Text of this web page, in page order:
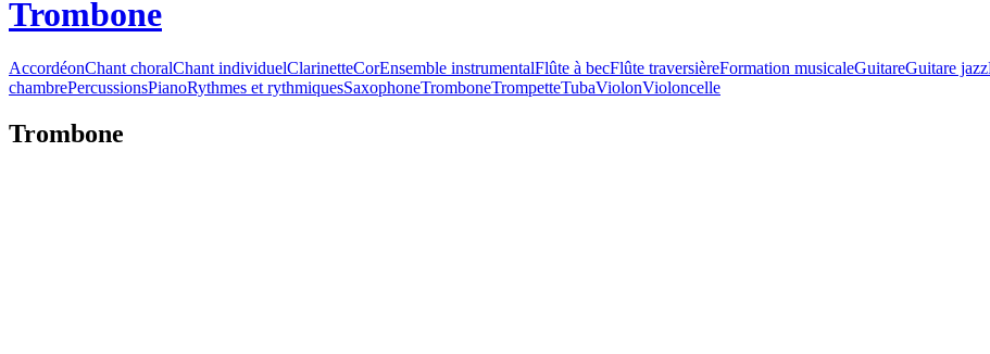
Trombone
AccordéonChant choralChant individuelClarinetteCorEnsemble instrumentalFlûte à becFlûte traversièreFormation musicaleGuitareGuitare jazz
chambrePercussionsPianoRythmes et rythmiquesSaxophoneTromboneTrompetteTubaViolonVioloncelle
Trombone